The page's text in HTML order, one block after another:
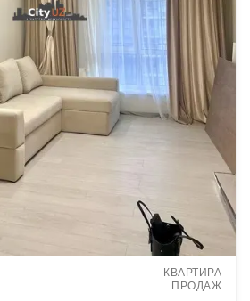
КВАРТИРА
ПРОДАЖ